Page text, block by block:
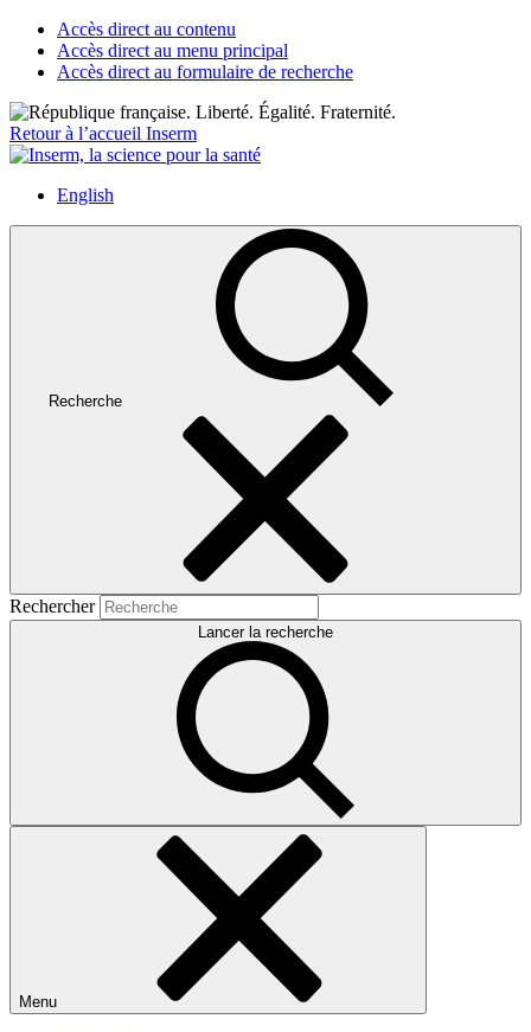
Accès direct au contenu
Accès direct au menu principal
Accès direct au formulaire de recherche
Retour à l’accueil Inserm
English
Recherche
Rechercher
Lancer la recherche
Menu